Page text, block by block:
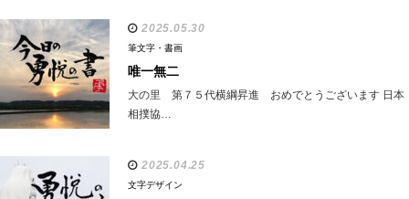
2025.05.30
筆文字・書画
唯一無二
大の里 第７５代横綱昇進 おめでとうございます 日本
相撲協…
2025.04.25
文字デザイン